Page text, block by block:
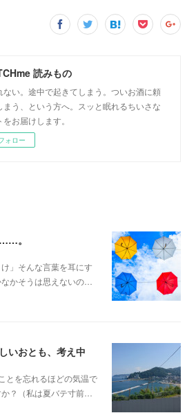
読みもの
ない。途中で起きてしまう。ついお酒に頼
まう、という方へ。スッと眠れるちいさな
をお届けします。
ォロー
。
」そんな言葉を耳にす
かそうは思えないの…
いおとも、考え中
とを忘れるほどの気温で
？（私は夏バテ寸前…